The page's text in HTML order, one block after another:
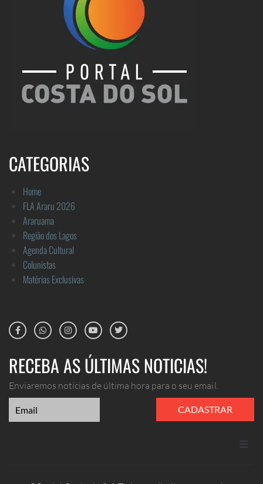
CATEGORIAS
Home
FLA Araru 2026
Araruama
Região dos Lagos
Agenda Cultural
Colunistas
Matérias Exclusivas
RECEBA AS ÚLTIMAS NOTICIAS!
Enviaremos noticias de última hora para o seu email.
CADASTRAR